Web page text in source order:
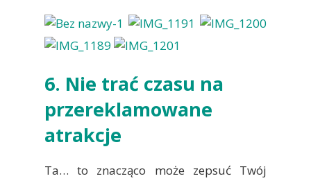
6. Nie trać czasu na
przereklamowane
atrakcje
Ta… to znacząco może zepsuć Twój